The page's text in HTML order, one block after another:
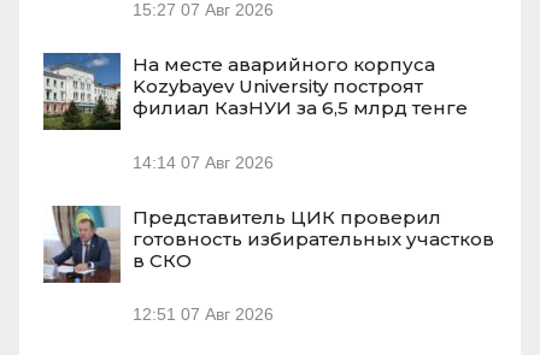
15:27 07 Авг 2026
На месте аварийного корпуса
Kozybayev University построят
филиал КазНУИ за 6,5 млрд тенге
14:14 07 Авг 2026
Представитель ЦИК проверил
готовность избирательных участков
в СКО
12:51 07 Авг 2026